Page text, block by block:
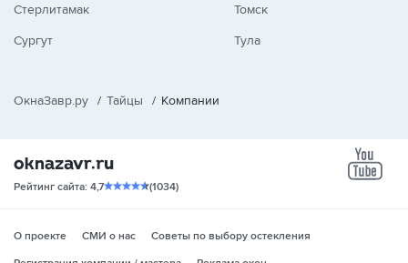
Стерлитамак
Сургут
Томск
Тула
ОкнаЗавр.ру / Тайцы / Компании
Рейтинг сайта: 4,7 (1034)
О проекте СМИ о нас
Советы по выбору остекления